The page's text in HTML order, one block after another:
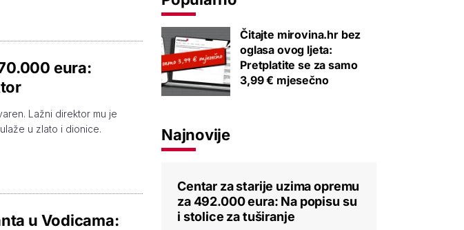
eura:
Lažni direktor mu je
u zlato i dionice.
u Vodicama:
Čitajte mirovina.hr bez
oglasa ovog ljeta:
Pretplatite se za samo
3,99 € mjesečno
Najnovije
Centar za starije uzima opremu
za 492.000 eura: Na popisu su
i stolice za tuširanje